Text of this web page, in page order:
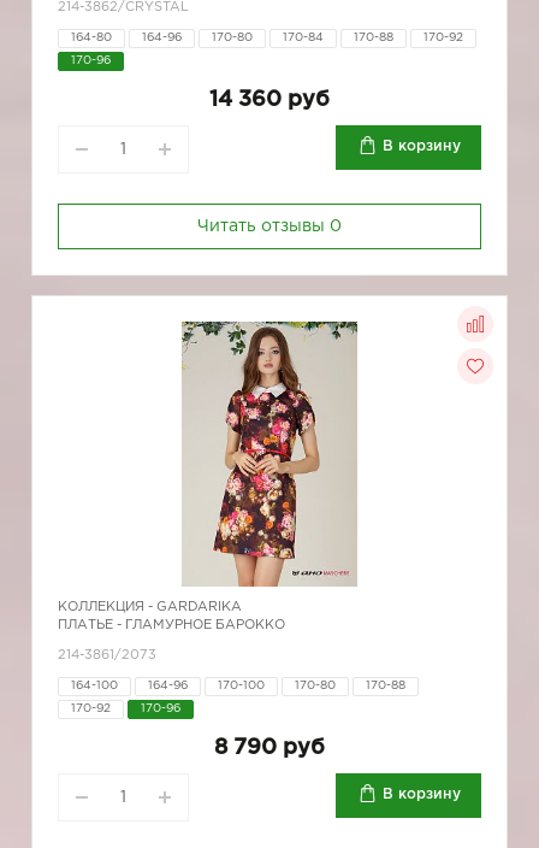
214-3862/CRYSTAL
164-80 164-96 170-80 170-84 170-88 170-92
170-96
14 360 руб
В корзину
Читать отзывы 0
КОЛЛЕКЦИЯ - GARDARIKA
ПЛАТЬЕ - ГЛАМУРНОЕ БАРОККО
214-3861/2073
164-100 164-96 170-100 170-80 170-88
170-92 170-96
8 790 руб
В корзину